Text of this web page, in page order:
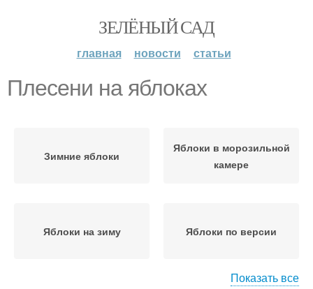
ЗЕЛЁНЫЙ САД
главная новости статьи
Плесени на яблоках
Зимние яблоки
Яблоки в морозильной
камере
Яблоки на зиму Яблоки по версии
Показать все